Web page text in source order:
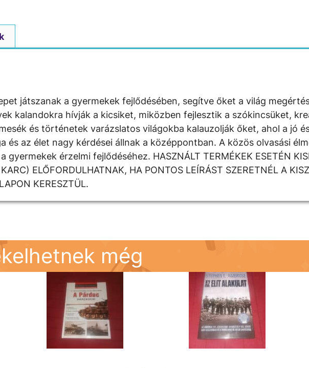
játszanak a gyermekek fejlődésében, segítve őket a világ
kalandokra hívják a kicsiket, miközben fejlesztik a szókincsüket,
és történetek varázslatos világokba kalauzolják őket, ahol a jó
és az élet nagy kérdései állnak a középpontban. A közös olvasási
érzelmi fejlődéséhez. HASZNÁLT TERMÉKEK ESETÉN
ELŐFORDULHATNAK, HA PONTOS LEÍRÁST SZERETNÉL A
KERESZTÜL.
még